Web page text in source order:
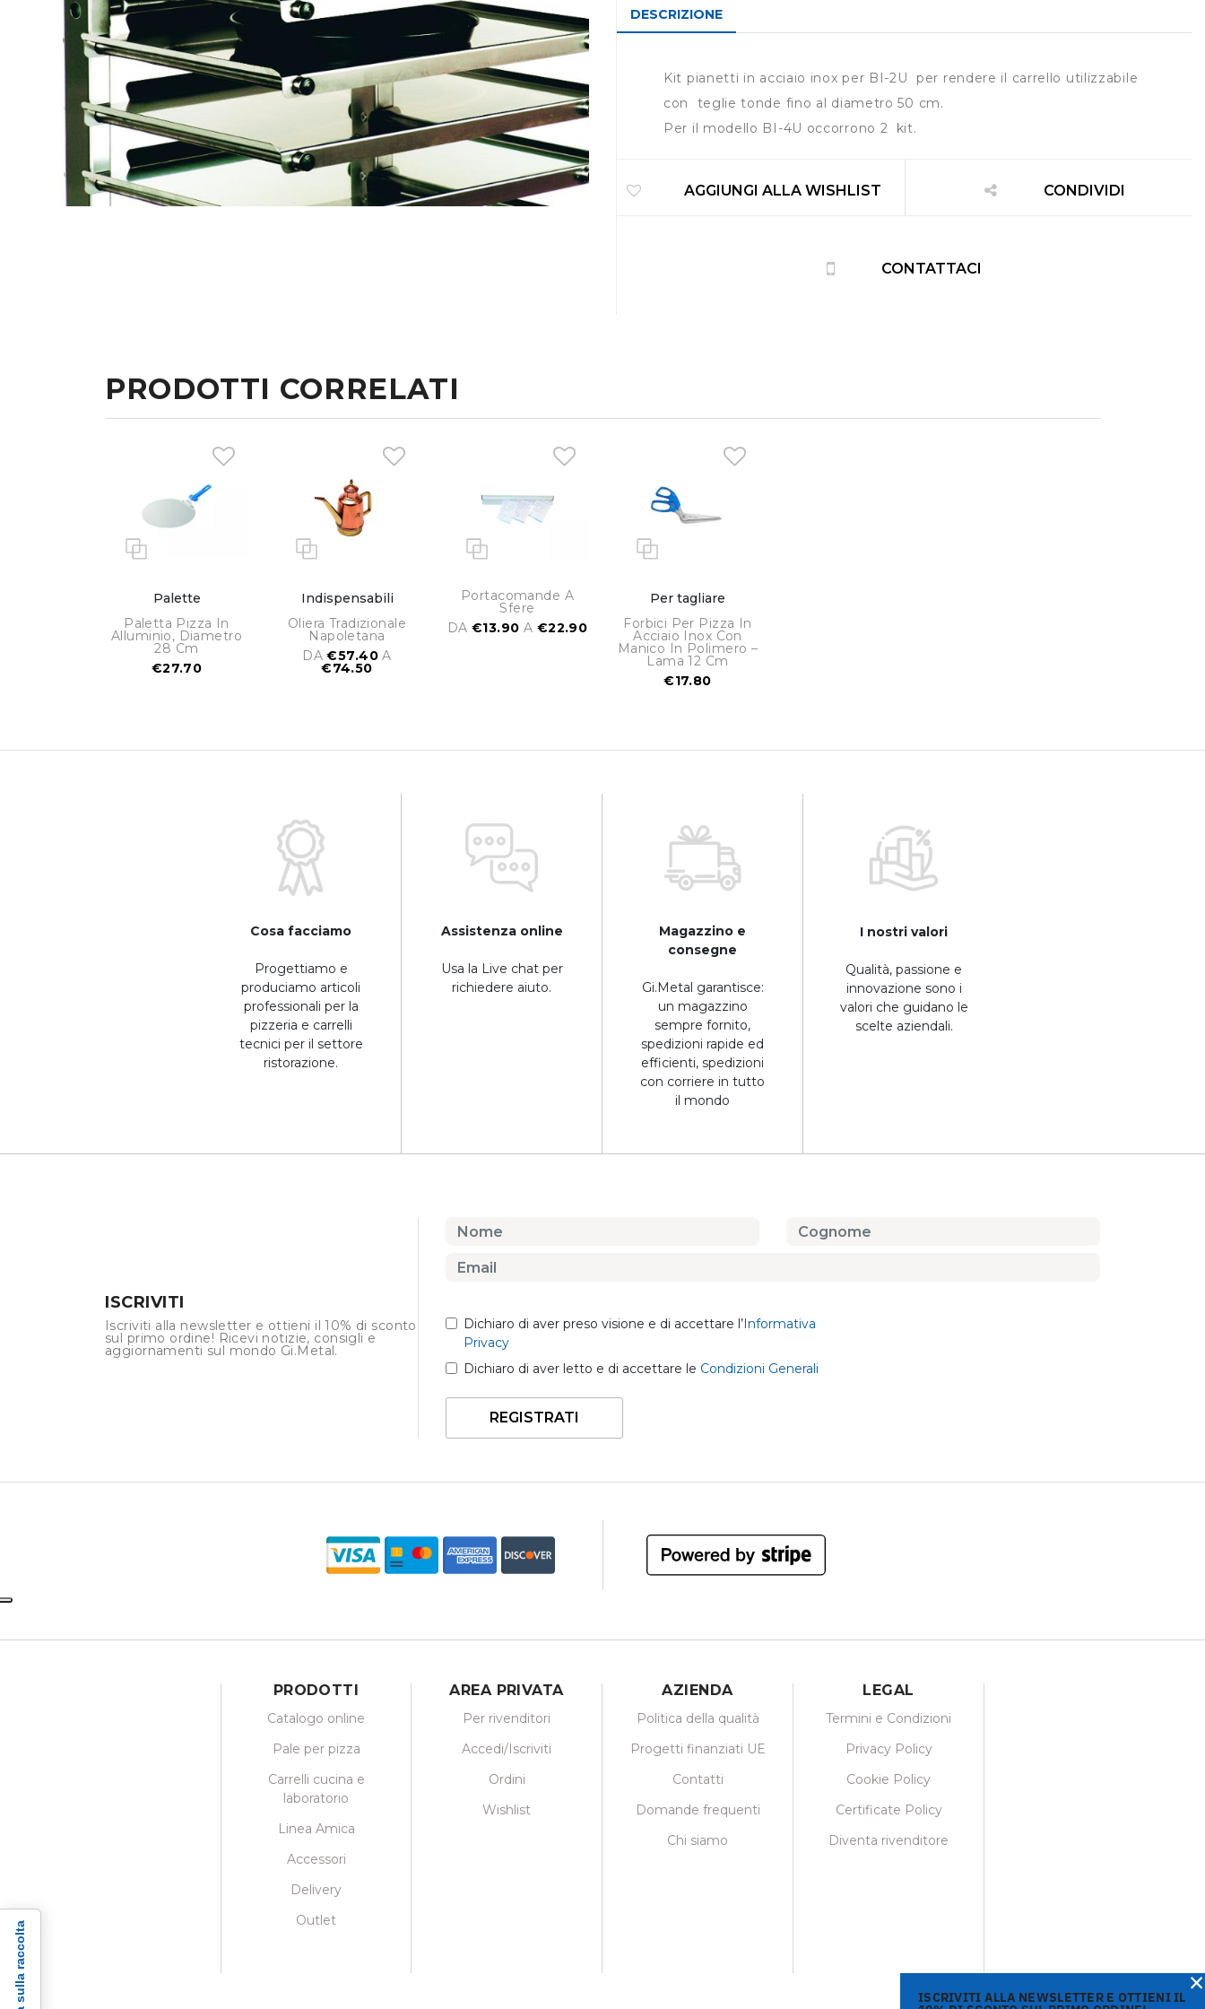
DESCRIZIONE
Kit pianetti in acciaio inox per BI-2U per rendere il carrello utilizzabile
con teglie tonde fino al diametro 50 cm.
Per il modello BI-4U occorrono 2 kit.
AGGIUNGI ALLA WISHLIST CONDIVIDI
CONTATTACI
PRODOTTI CORRELATI
Palette
Paletta Pizza In
Alluminio, Diametro
28 Cm
€27.70
Indispensabili
Oliera Tradizionale
Napoletana
DA€57.40A
€74.50
Portacomande A
Sfere
DA €13.90 A €22.90
Per tagliare
Forbici Per Pizza In
Acciaio Inox Con
Manico In Polimero –
Lama 12 Cm
€17.80
Cosa facciamo
Progettiamo e
produciamo articoli
professionali per la
pizzeria e carrelli
tecnici per il settore
ristorazione.
Assistenza online
Usa la Live chat per
richiedere aiuto.
Magazzino e
consegne
Gi.Metal garantisce:
un magazzino
sempre fornito,
spedizioni rapide ed
efficienti, spedizioni
con corriere in tutto
il mondo
I nostri valori
Qualità, passione e
innovazione sono i
valori che guidano le
scelte aziendali.
ISCRIVITI
Iscriviti alla newsletter e ottieni il 10% di sconto
sul primo ordine! Ricevi notizie, consigli e
aggiornamenti sul mondo Gi.Metal.
Dichiaro di aver preso visione e di accettare l’Informativa
Privacy
Dichiaro di aver letto e di accettare le Condizioni Generali
REGISTRATI
PRODOTTI
Catalogo online
Pale per pizza
Carrelli cucina e
laboratorio
Linea Amica
Accessori
Delivery
Outlet
AREA PRIVATA
Per rivenditori
Accedi/Iscriviti
Ordini
Wishlist
AZIENDA
Politica della qualità
Progetti finanziati UE
Contatti
Domande frequenti
Chi siamo
LEGAL
Termini e Condizioni
Privacy Policy
Cookie Policy
Certificate Policy
Diventa rivenditore
ISCRIVITI ALLA NEWSLETTER E OTTIENI IL×